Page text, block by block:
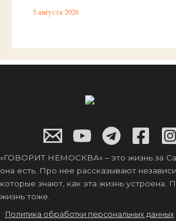
5 августа 2026
«ГОВОРИТ НЕМОСКВА» – это жизнь за
она есть. Про нее рассказывают
которые знают, как эта жизнь устроена.
жизнь тоже.
Политика обработки персональных данных